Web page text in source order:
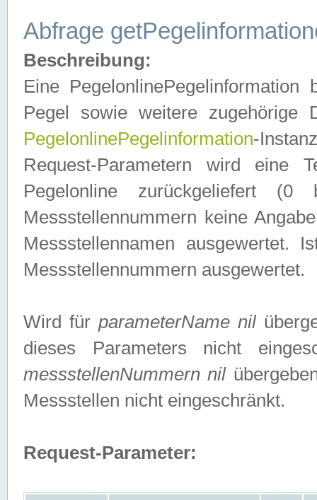
Abfrage
Beschreibung:
Eine
Pegel sowie weitere zugehörige
PegelonlinePegelinformation-
Request-Parametern wird eine
Pegelonline zurückgeliefert
Messstellennummern keine
Messstellennamen ausgewertet.
Messstellennummern ausgewertet.
Wird fürparameterName nil
dieses Parameters nicht
messstellenNummern nil
Messstellen nicht eingeschränkt.
Request-Parameter: